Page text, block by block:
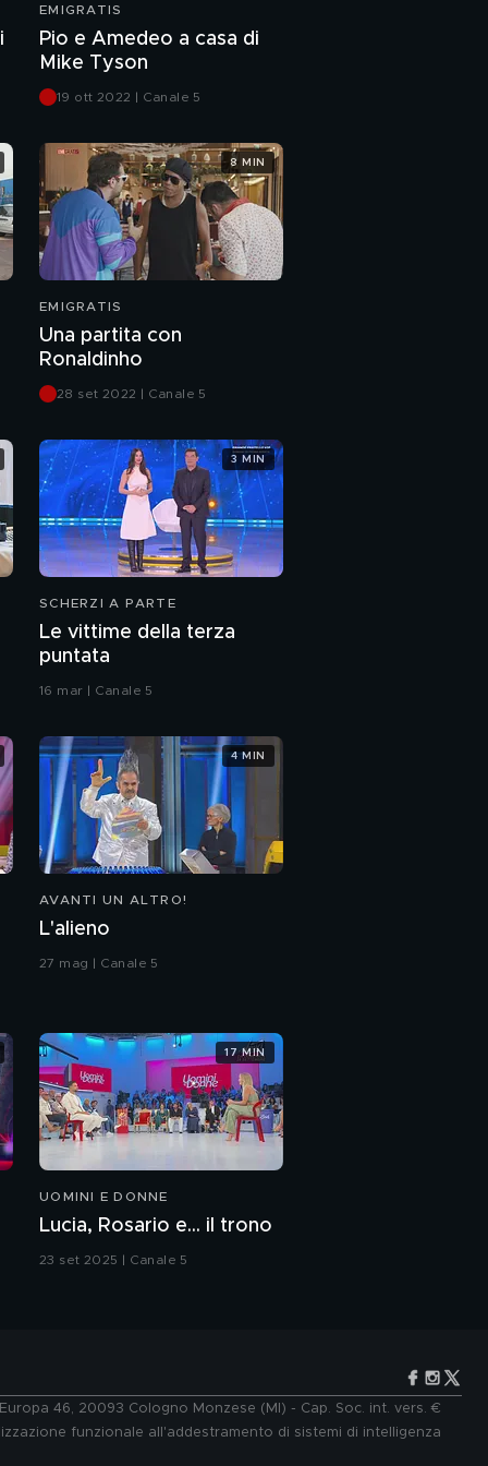
La seconda puntata in
EMIGRATIS
Pio e Amedeo a casa di
Mike Tyson
19 ott 2022 | Canale 5
EMIGRATIS
Una partita con
Ronaldinho
28 set 2022 | Canale 5
8 MIN
SCHERZI A PARTE
Le vittime della terza
puntata
16 mar | Canale 5
3 MIN
AVANTI UN ALTRO!
L'alieno
27 mag | Canale 5
4 MIN
UOMINI E DONNE
Lucia, Rosario e... il trono
23 set 2025 | Canale 5
17 MIN
46, 20093 Cologno Monzese (MI) - Cap. Soc. int. vers. €
funzionale all'addestramento di sistemi di intelligenza